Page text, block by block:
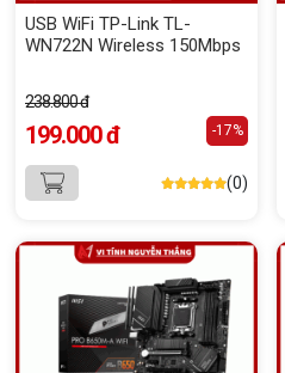
USB WiFi TP-Link TL-
WN722N Wireless 150Mbps
238.800 đ
199.000 đ -17%
(0)